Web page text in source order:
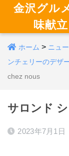
金沢グル
味献
ホーム > ニュ
ンチェリーのデザ
chez nous
サロンド
2023年7月1日